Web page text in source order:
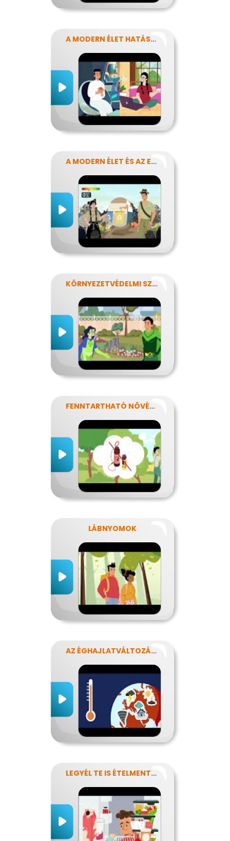
A MODERN ÉLET HATÁSA AZ ERŐFORRÁSAINK FELHASZNÁLÁSÁRA
A MODERN ÉLET ÉS AZ ENERGIA
KÖRNYEZETVÉDELMI SZUPERHŐSÖK
FENNTARTHATÓ NÖVÉNYVÉDELEM
LÁBNYOMOK
AZ ÉGHAJLATVÁLTOZÁS HATÁSA AZ ÉLELMISZER-ELLÁTÁSRA
LEGYÉL TE IS ÉTELMENTŐ!